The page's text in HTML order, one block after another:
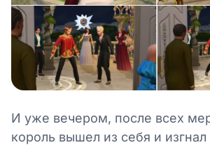
И уже вечером, после всех
король вышел из себя и изгнал